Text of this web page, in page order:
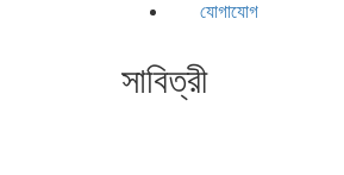
যোগাযোগ
সাবিত্রী